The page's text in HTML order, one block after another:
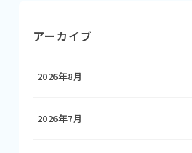
アーカイブ
2026年8月
2026年7月